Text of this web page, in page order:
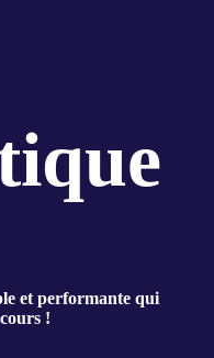
et performante qui
!